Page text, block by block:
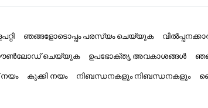
ഞങ്ങളോടൊപ്പം പരസ്യം ചെയ്യുക
ചെയ്യുക ഉപഭോക്തൃ അവകാശങ്ങൾ
നയം കുക്കി നയം നിബന്ധനകളും നിബന്ധനകളും